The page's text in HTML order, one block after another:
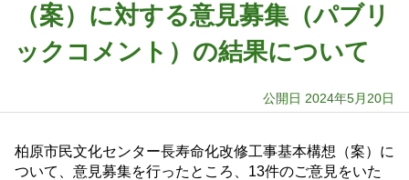
（案）に対する意見募集（パブリ
ックコメント）の結果について
公開日 2024年5月20日
柏原市民文化センター長寿命化改修工事基本構想（案）に
ついて、意見募集を行ったところ、13件のご意見をいた